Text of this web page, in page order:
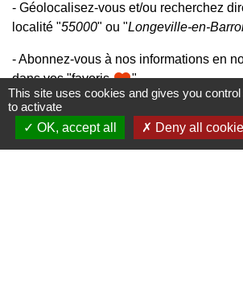
- Géolocalisez-vous et/ou recherchez
localité "55000" ou "Longeville-en-
- Abonnez-vous à nos informations en
dans vos "favorisfavorite"
This site uses cookies and gives you
to activate
OK, accept all
Deny all